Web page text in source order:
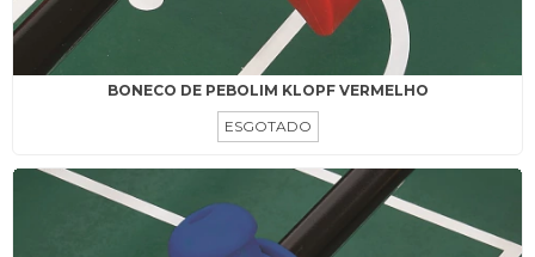
BONECO DE PEBOLIM KLOPF VERMELHO
ESGOTADO